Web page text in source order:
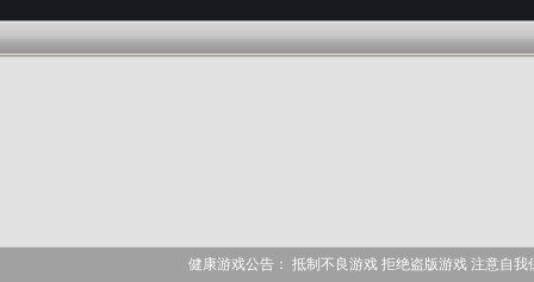
健康游戏公告： 抵制不良游戏 拒绝盗版游戏 注意自